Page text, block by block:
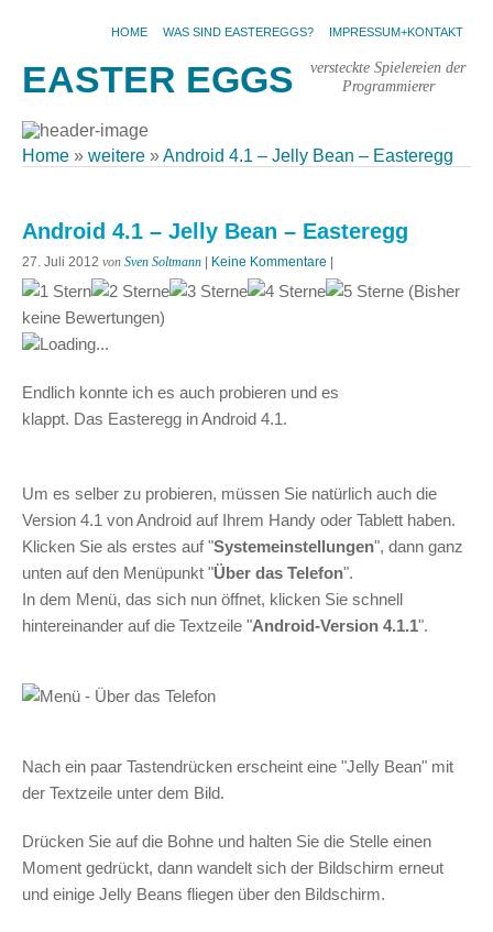
HOME WAS SIND EASTEREGGS? IMPRESSUM+KONTAKT
EASTER EGGS
versteckte Spielereien der
Programmierer
Home » weitere »Android 4.1 – Jelly Bean – Easteregg
Android 4.1 – Jelly Bean – Easteregg
27. Juli 2012 von Sven Soltmann Keine Kommentare
(Bisher
keine Bewertungen)
Loading...
Endlich konnte ich es auch probieren und es
klappt. Das Easteregg in Android 4.1.
Um es selber zu probieren, müssen Sie natürlich auch die
Version 4.1 von Android auf Ihrem Handy oder Tablett haben.
Klicken Sie als erstes auf "Systemeinstellungen", dann ganz
unten auf den Menüpunkt "Über das Telefon".
In dem Menü, das sich nun öffnet, klicken Sie schnell
hintereinander auf die Textzeile "Android-Version 4.1.1".
Nach ein paar Tastendrücken erscheint eine "Jelly Bean" mit
der Textzeile unter dem Bild.
Drücken Sie auf die Bohne und halten Sie die Stelle einen
Moment gedrückt, dann wandelt sich der Bildschirm erneut
und einige Jelly Beans fliegen über den Bildschirm.